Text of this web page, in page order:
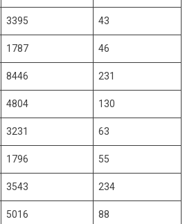
3395 43
1787 46
8446 231
4804 130
3231 63
1796 55
3543 234
5016 88